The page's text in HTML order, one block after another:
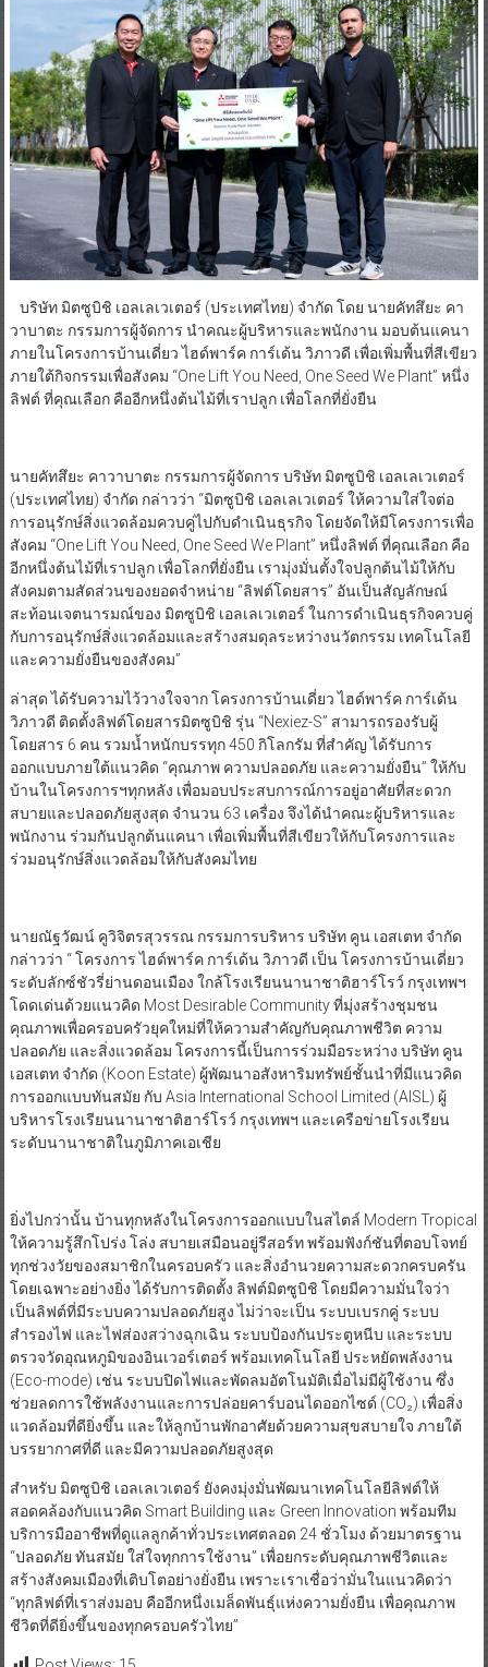
บริษัท มิตซูบิชิ เอลเลเวเตอร์ (ประเทศไทย) จำกัด โดย นายคัทสึยะ คา
วาบาตะ กรรมการผู้จัดการ นำคณะผู้บริหารและพนักงาน มอบต้นแคนา
ภายในโครงการบ้านเดี่ยว ไฮด์พาร์ค การ์เด้น วิภาวดี เพื่อเพิ่มพื้นที่สีเขียว
ภายใต้กิจกรรมเพื่อสังคม “One Lift You Need, One Seed We Plant” หนึ่ง
ลิฟต์ ที่คุณเลือก คืออีกหนึ่งต้นไม้ที่เราปลูก เพื่อโลกที่ยั่งยืน
นายคัทสึยะ คาวาบาตะ กรรมการผู้จัดการ บริษัท มิตซูบิชิ เอลเลเวเตอร์
(ประเทศไทย) จำกัด กล่าวว่า “มิตซูบิชิ เอลเลเวเตอร์ ให้ความใส่ใจต่อ
การอนุรักษ์สิ่งแวดล้อมควบคู่ไปกับดำเนินธุรกิจ โดยจัดให้มีโครงการเพื่อ
สังคม “One Lift You Need, One Seed We Plant” หนึ่งลิฟต์ ที่คุณเลือก คือ
อีกหนึ่งต้นไม้ที่เราปลูก เพื่อโลกที่ยั่งยืน เรามุ่งมั่นตั้งใจปลูกต้นไม้ให้กับ
สังคมตามสัดส่วนของยอดจำหน่าย “ลิฟต์โดยสาร” อันเป็นสัญลักษณ์
สะท้อนเจตนารมณ์ของ มิตซูบิชิ เอลเลเวเตอร์ ในการดำเนินธุรกิจควบคู่
กับการอนุรักษ์สิ่งแวดล้อมและสร้างสมดุลระหว่างนวัตกรรม เทคโนโลยี
และความยั่งยืนของสังคม”
ล่าสุด ได้รับความไว้วางใจจาก โครงการบ้านเดี่ยว ไฮด์พาร์ค การ์เด้น
วิภาวดี ติดตั้งลิฟต์โดยสารมิตซูบิชิ รุ่น “Nexiez-S” สามารถรองรับผู้
โดยสาร 6 คน รวมน้ำหนักบรรทุก 450 กิโลกรัม ที่สำคัญ ได้รับการ
ออกแบบภายใต้แนวคิด “คุณภาพ ความปลอดภัย และความยั่งยืน” ให้กับ
บ้านในโครงการฯทุกหลัง เพื่อมอบประสบการณ์การอยู่อาศัยที่สะดวก
สบายและปลอดภัยสูงสุด จำนวน 63 เครื่อง จึงได้นำคณะผู้บริหารและ
พนักงาน ร่วมกันปลูกต้นแคนา เพื่อเพิ่มพื้นที่สีเขียวให้กับโครงการและ
ร่วมอนุรักษ์สิ่งแวดล้อมให้กับสังคมไทย
นายณัฐวัฒน์ คูวิจิตรสุวรรณ กรรมการบริหาร บริษัท คูน เอสเตท จำกัด
กล่าวว่า “ โครงการ ไฮด์พาร์ค การ์เด้น วิภาวดี เป็น โครงการบ้านเดี่ยว
ระดับลักซ์ชัวรี่ย่านดอนเมือง ใกล้โรงเรียนนานาชาติฮาร์โรว์ กรุงเทพฯ
โดดเด่นด้วยแนวคิด Most Desirable Community ที่มุ่งสร้างชุมชน
คุณภาพเพื่อครอบครัวยุคใหม่ที่ให้ความสำคัญกับคุณภาพชีวิต ความ
ปลอดภัย และสิ่งแวดล้อม โครงการนี้เป็นการร่วมมือระหว่าง บริษัท คูน
เอสเตท จำกัด (Koon Estate) ผู้พัฒนาอสังหาริมทรัพย์ชั้นนำที่มีแนวคิด
การออกแบบทันสมัย กับ Asia International School Limited (AISL) ผู้
บริหารโรงเรียนนานาชาติฮาร์โรว์ กรุงเทพฯ และเครือข่ายโรงเรียน
ระดับนานาชาติในภูมิภาคเอเชีย
ยิ่งไปกว่านั้น บ้านทุกหลังในโครงการออกแบบในสไตล์ Modern Tropical
ให้ความรู้สึกโปร่ง โล่ง สบายเสมือนอยู่รีสอร์ท พร้อมฟังก์ชันที่ตอบโจทย์
ทุกช่วงวัยของสมาชิกในครอบครัว และสิ่งอำนวยความสะดวกครบครัน
โดยเฉพาะอย่างยิ่ง ได้รับการติดตั้ง ลิฟต์มิตซูบิชิ โดยมีความมั่นใจว่า
เป็นลิฟต์ที่มีระบบความปลอดภัยสูง ไม่ว่าจะเป็น ระบบเบรกคู่ ระบบ
สำรองไฟ และไฟส่องสว่างฉุกเฉิน ระบบป้องกันประตูหนีบ และระบบ
ตรวจวัดอุณหภูมิของอินเวอร์เตอร์ พร้อมเทคโนโลยี ประหยัดพลังงาน
(Eco-mode) เช่น ระบบปิดไฟและพัดลมอัตโนมัติเมื่อไม่มีผู้ใช้งาน ซึ่ง
ช่วยลดการใช้พลังงานและการปล่อยคาร์บอนไดออกไซด์ (CO₂) เพื่อสิ่ง
แวดล้อมที่ดียิ่งขึ้น และให้ลูกบ้านพักอาศัยด้วยความสุขสบายใจ ภายใต้
บรรยากาศที่ดี และมีความปลอดภัยสูงสุด
สำหรับ มิตซูบิชิ เอลเลเวเตอร์ ยังคงมุ่งมั่นพัฒนาเทคโนโลยีลิฟต์ให้
สอดคล้องกับแนวคิด Smart Building และ Green Innovation พร้อมทีม
บริการมืออาชีพที่ดูแลลูกค้าทั่วประเทศตลอด 24 ชั่วโมง ด้วยมาตรฐาน
“ปลอดภัย ทันสมัย ใส่ใจทุกการใช้งาน” เพื่อยกระดับคุณภาพชีวิตและ
สร้างสังคมเมืองที่เติบโตอย่างยั่งยืน เพราะเราเชื่อว่ามั่นในแนวคิดว่า
“ทุกลิฟต์ที่เราส่งมอบ คืออีกหนึ่งเมล็ดพันธุ์แห่งความยั่งยืน เพื่อคุณภาพ
ชีวิตที่ดียิ่งขึ้นของทุกครอบครัวไทย”